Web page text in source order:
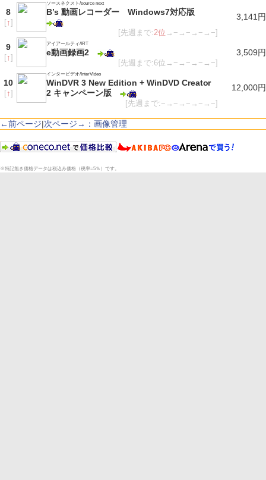
8
[↑]
ソースネクスト/source next
B’s 動画レコーダー Windows7対応版
[先週まで:2位 →−→−→−→−]
3,141円
9
[↑]
アイアールティ/IRT
e動画録画2
[先週まで:6位→−→−→−→−]
3,509円
10
[↑]
インタービデオ/InterVideo
WinDVR 3 New Edition + WinDVD Creator
2 キャンペーン版
[先週まで:−→−→−→−→−]
12,000円
←前ページ|次ページ→：画像管理
※特記無き価格データは税込み価格（税率=5％）です。